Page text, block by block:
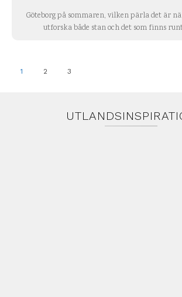
Göteborg på sommaren, vilken pärla det är
utforska både stan och det som finns
1 2 3